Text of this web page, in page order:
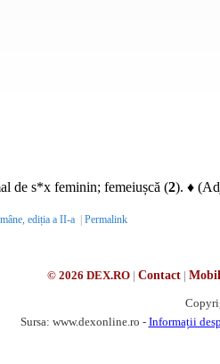
de s*x feminin; femeiușcă (2). ♦
ediția a II-a | Permalink
© 2026 DEX.RO| Contact|
Sursa: www.dexonline.ro - Informații